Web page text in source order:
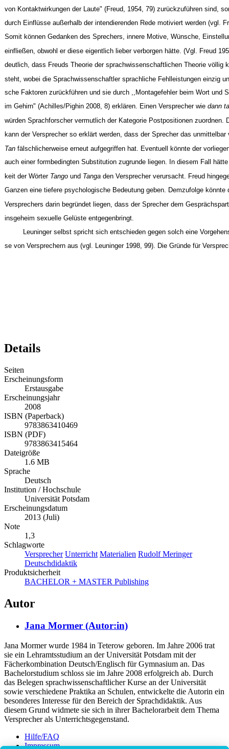
von Kontaktwirkungen der Laute" (Freud, 1954, 79) zurückzuführen sind,
durch Einflüsse außerhalb der intendierenden Rede motiviert werden (vgl.
Somit können Gedanken des Sprechers, innere Motive, Wünsche,
einfließen, obwohl er diese eigentlich lieber verborgen hätte. (Vgl. Freud
deutlich, dass Freuds Theorie der sprachwissenschaftlichen Theorie völlig
steht, wobei die Sprachwissenschaftler sprachliche Fehlleistungen einzig
sche Faktoren zurückführen und sie durch ,,Montagefehler beim Wort und
im Gehirn" (Achilles/Pighin 2008, 8) erklären. Einen Versprecher wie dann
würden Sprachforscher vermutlich der Kategorie Postpositionen zuordnen.
kann der Versprecher so erklärt werden, dass der Sprecher das
Tan fälschlicherweise erneut aufgegriffen hat. Eventuell könnte der
auch einer formbedingten Substitution zugrunde liegen. In diesem Fall
keit der Wörter Tango und Tanga den Versprecher verursacht. Freud
Ganzen eine tiefere psychologische Bedeutung geben. Demzufolge könnte
Versprechers darin begründet liegen, dass der Sprecher dem
insgeheim sexuelle Gelüste entgegenbringt.
Leuninger selbst spricht sich entschieden gegen solch eine
se von Versprechern aus (vgl. Leuninger 1998, 99). Die Gründe für
Details
Seiten
Erscheinungsform
Erstausgabe
Erscheinungsjahr
2008
ISBN (Paperback)
9783863410469
ISBN (PDF)
9783863415464
Dateigröße
1.6 MB
Sprache
Deutsch
Institution / Hochschule
Universität Potsdam
Erscheinungsdatum
2013 (Juli)
Note
1,3
Schlagworte
Versprecher Unterricht Materialien Rudolf Meringer
Deutschdidaktik
Produktsicherheit
BACHELOR + MASTER Publishing
Autor
Jana Mormer (Autor:in)
Jana Mormer wurde 1984 in Teterow geboren. Im Jahre 2006 trat
sie ein Lehramtsstudium an der Universität Potsdam mit der
Fächerkombination Deutsch/Englisch für Gymnasium an. Das
Bachelorstudium schloss sie im Jahre 2008 erfolgreich ab. Durch
das Belegen sprachwissenschaftlicher Kurse an der Universität
sowie verschiedene Praktika an Schulen, entwickelte die Autorin ein
besonderes Interesse für den Bereich der Sprachdidaktik. Aus
diesem Grund widmete sie sich in ihrer Bachelorarbeit dem Thema
Versprecher als Unterrichtsgegenstand.
Hilfe/FAQ
Impressum